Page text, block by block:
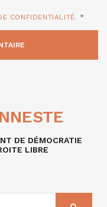
CONFIDENTIALITÉ. *
DE DÉMOCRATIE
LIBRE